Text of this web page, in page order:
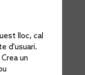
lloc, cal
d'usuari.
Crea un